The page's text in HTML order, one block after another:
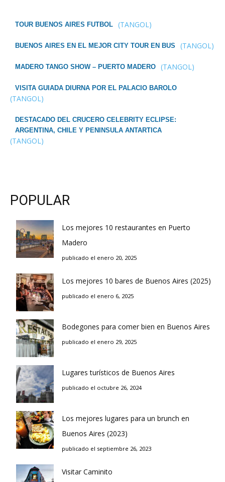
TOUR BUENOS AIRES FUTBOL (TANGOL)
BUENOS AIRES EN EL MEJOR CITY TOUR EN BUS (TANGOL)
MADERO TANGO SHOW – PUERTO MADERO (TANGOL)
VISITA GUIADA DIURNA POR EL PALACIO BAROLO
(TANGOL)
DESTACADO DEL CRUCERO CELEBRITY ECLIPSE:
ARGENTINA, CHILE Y PENINSULA ANTARTICA
(TANGOL)
POPULAR
Los mejores 10 restaurantes en Puerto
Madero
publicado el enero 20, 2025
Los mejores 10 bares de Buenos Aires (2025)
publicado el enero 6, 2025
Bodegones para comer bien en Buenos Aires
publicado el enero 29, 2025
Lugares turísticos de Buenos Aires
publicado el octubre 26, 2024
Los mejores lugares para un brunch en
Buenos Aires (2023)
publicado el septiembre 26, 2023
Visitar Caminito